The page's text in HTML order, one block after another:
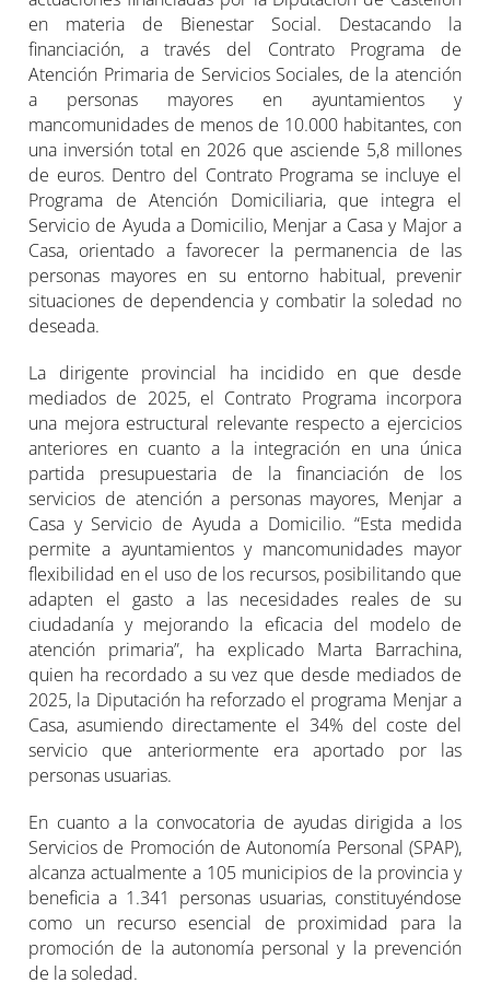
en materia de Bienestar Social. Destacando la
financiación, a través del Contrato Programa de
Atención Primaria de Servicios Sociales, de la atención
a personas mayores en ayuntamientos y
mancomunidades de menos de 10.000 habitantes, con
una inversión total en 2026 que asciende 5,8 millones
de euros. Dentro del Contrato Programa se incluye el
Programa de Atención Domiciliaria, que integra el
Servicio de Ayuda a Domicilio, Menjar a Casa y Major a
Casa, orientado a favorecer la permanencia de las
personas mayores en su entorno habitual, prevenir
situaciones de dependencia y combatir la soledad no
deseada.
La dirigente provincial ha incidido en que desde
mediados de 2025, el Contrato Programa incorpora
una mejora estructural relevante respecto a ejercicios
anteriores en cuanto a la integración en una única
partida presupuestaria de la financiación de los
servicios de atención a personas mayores, Menjar a
Casa y Servicio de Ayuda a Domicilio. “Esta medida
permite a ayuntamientos y mancomunidades mayor
flexibilidad en el uso de los recursos, posibilitando que
adapten el gasto a las necesidades reales de su
ciudadanía y mejorando la eficacia del modelo de
atención primaria”, ha explicado Marta Barrachina,
quien ha recordado a su vez que desde mediados de
2025, la Diputación ha reforzado el programa Menjar a
Casa, asumiendo directamente el 34% del coste del
servicio que anteriormente era aportado por las
personas usuarias.
En cuanto a la convocatoria de ayudas dirigida a los
Servicios de Promoción de Autonomía Personal (SPAP),
alcanza actualmente a 105 municipios de la provincia y
beneficia a 1.341 personas usuarias, constituyéndose
como un recurso esencial de proximidad para la
promoción de la autonomía personal y la prevención
de la soledad.